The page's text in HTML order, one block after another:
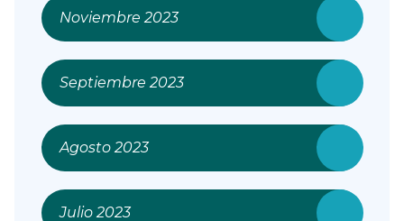
Noviembre 2023
Septiembre 2023
Agosto 2023
Julio 2023